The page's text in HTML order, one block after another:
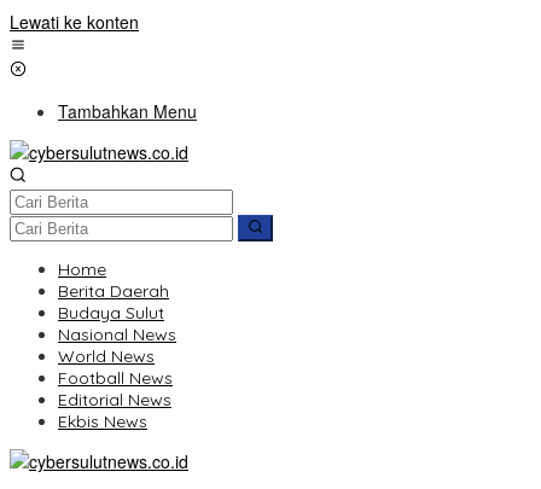
Lewati ke konten
Tambahkan Menu
Home
Berita Daerah
Budaya Sulut
Nasional News
World News
Football News
Editorial News
Ekbis News